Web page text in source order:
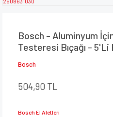
Bosch - Aluminyum
Testeresi Bıçağı -
Bosch
504,90 TL
Bosch El Aletleri